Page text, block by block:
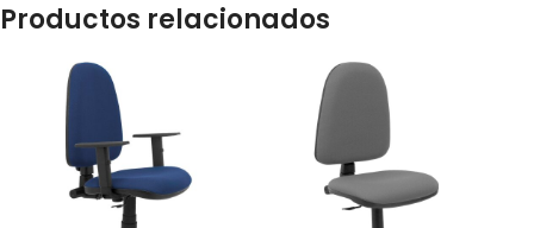
Productos relacionados